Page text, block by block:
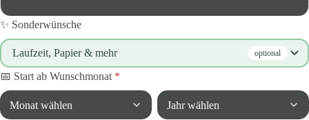
✨ Sonderwünsche
Laufzeit, Papier & mehr optional
Start ab Wunschmonat *